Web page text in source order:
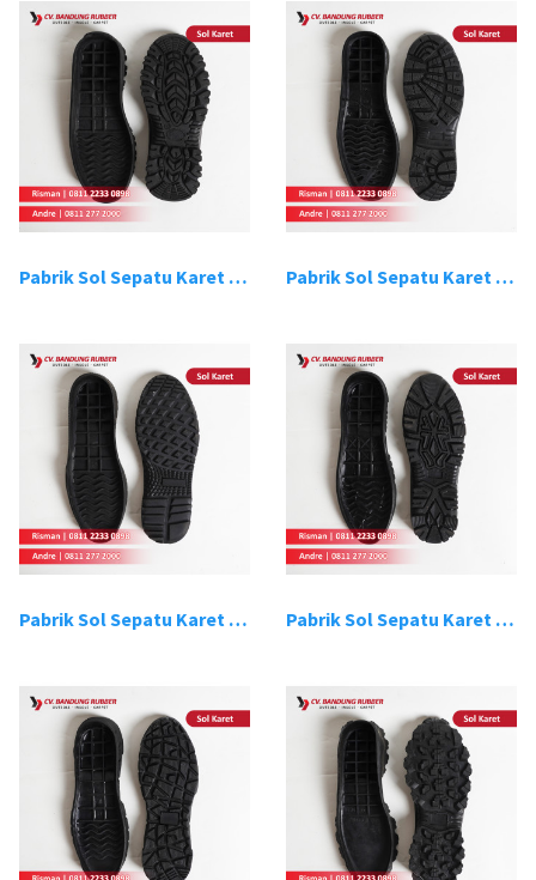
Pabrik Sol Sepatu Karet Bandung 11 Pabrik Sol Sepatu Karet Bandung 12
Pabrik Sol Sepatu Karet Bandung 13 Pabrik Sol Sepatu Karet Bandung 14